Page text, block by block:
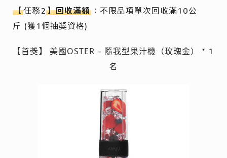
【任務2】回收滿額 ：不限品項單次回收滿10公
斤 (獲1個抽獎資格)
【首獎】 美國OSTER – 隨我型果汁機（玫瑰金）
* 1
名